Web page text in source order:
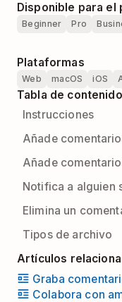
Disponible para el
Beginner Pro
Plataformas
Web macOS iOS
Tabla de contenido
Instrucciones
Añade
Añade
Notifica a alguien
Elimina un
Tipos de archivo
Artículos
Graba
Colabora con